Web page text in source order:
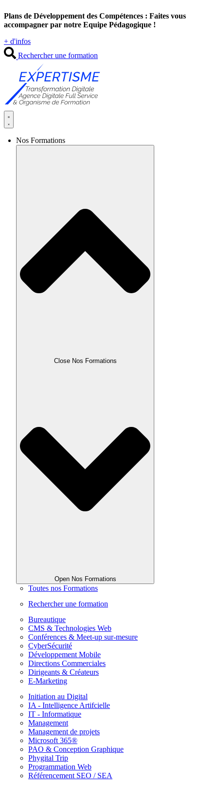
au
contenu
Plans de Développement des Compétences : Faites vous
accompagner par notre Equipe Pédagogique !
+ d'infos
Rechercher une formation
Nos Formations
Close Nos Formations
Open Nos Formations
Toutes nos Formations
Rechercher une formation
Bureautique
CMS & Technologies Web
Conférences & Meet-up sur-mesure
CyberSécurité
Développement Mobile
Directions Commerciales
Dirigeants & Créateurs
E-Marketing
Initiation au Digital
IA - Intelligence Artifcielle
IT - Informatique
Management
Management de projets
Microsoft 365®
PAO & Conception Graphique
Phygital Trip
Programmation Web
Référencement SEO / SEA